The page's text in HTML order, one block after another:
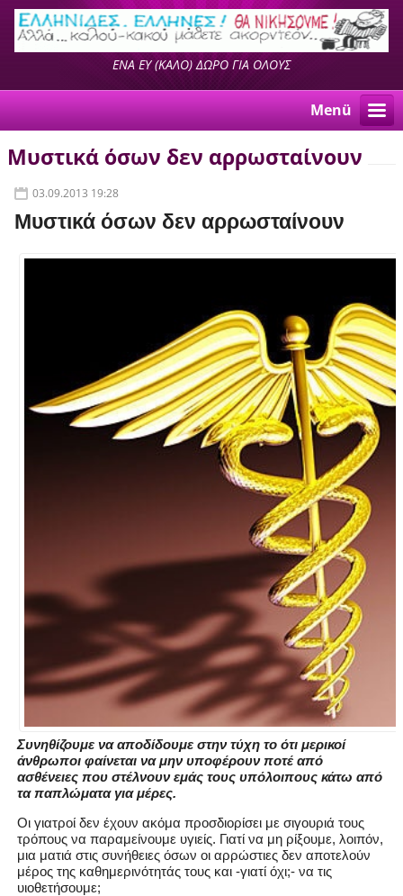
ΕΝΑ ΕΥ (ΚΑΛΟ) ΔΩΡΟ ΓΙΑ ΟΛΟΥΣ
Menü
Μυστικά όσων δεν αρρωσταίνουν
03.09.2013 19:28
Μυστικά όσων δεν αρρωσταίνουν
Συνηθίζουμε να αποδίδουμε στην τύχη το ότι μερικοί
άνθρωποι φαίνεται να μην υποφέρουν ποτέ από
ασθένειες που στέλνουν εμάς τους υπόλοιπους κάτω από
τα παπλώματα για μέρες.
Oι γιατροί δεν έχουν ακόμα προσδιορίσει με σιγουριά τους
τρόπους να παραμείνουμε υγιείς. Γιατί να μη ρίξουμε, λοιπόν,
μια ματιά στις συνήθειες όσων οι αρρώστιες δεν αποτελούν
μέρος της καθημερινότητάς τους και -γιατί όχι;- να τις
υιοθετήσουμε;